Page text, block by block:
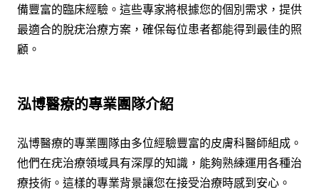
備豐富的臨床經驗。這些專家將根據您的個別需求，提供
最適合的脫疣治療方案，確保每位患者都能得到最佳的照
顧。
泓博醫療的專業團隊介紹
泓博醫療的專業團隊由多位經驗豐富的皮膚科醫師組成。
他們在疣治療領域具有深厚的知識，能夠熟練運用各種治
療技術。這樣的專業背景讓您在接受治療時感到安心。